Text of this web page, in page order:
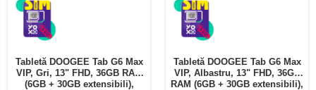
Telefoane mobile Samsung
Telefoane mobile iSEN
Telefoane mobile HUAWEI
Telefoane mobile iHunt
Tabletă DOOGEE Tab G6 Max
VIP, Gri, 13" FHD, 36GB RAM
(6GB + 30GB extensibili),
Tabletă DOOGEE Tab G6 Max
VIP, Albastru, 13" FHD, 36GB
RAM (6GB + 30GB extensibili),